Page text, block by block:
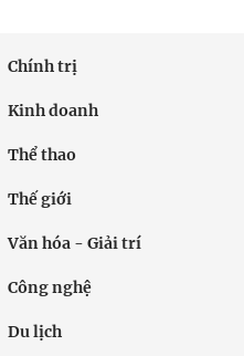
Chính trị
Kinh doanh
Thể thao
Thế giới
Văn hóa - Giải trí
Công nghệ
Du lịch